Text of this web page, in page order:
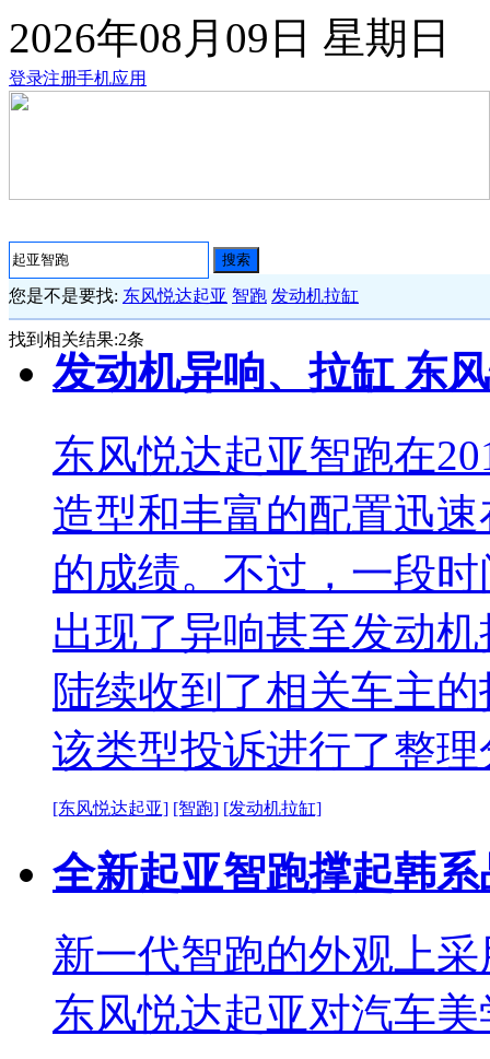
2026年08月09日 星期日
登录注册手机应用
搜索
您是不是要找: 东风悦达起亚 智跑 发动机拉缸
找到相关结果:2条
发动机异响、拉缸 东
东风悦达起亚智跑在
造型和丰富的配置迅
的成绩。不过，一段
出现了异响甚至发动
陆续收到了相关车主
该类型投诉进行了整
[东风悦达起亚] [智跑] [发动机拉缸]
全新起亚智跑撑起韩
新一代智跑的外观上
东风悦达起亚对汽车